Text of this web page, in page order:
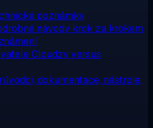
poznámky
návody krok za krokem
Cloudzy versus
dokumentace, nástroje,